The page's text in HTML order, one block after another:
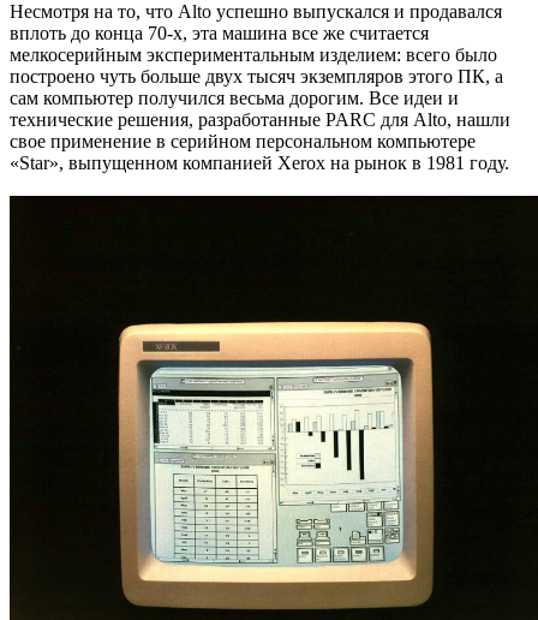
Несмотря на то, что Alto успешно выпускался и продавался
вплоть до конца 70-х, эта машина все же считается
мелкосерийным экспериментальным изделием: всего было
построено чуть больше двух тысяч экземпляров этого ПК, а
сам компьютер получился весьма дорогим. Все идеи и
технические решения, разработанные PARC для Alto, нашли
свое применение в серийном персональном компьютере
«Star», выпущенном компанией Xerox на рынок в 1981 году.